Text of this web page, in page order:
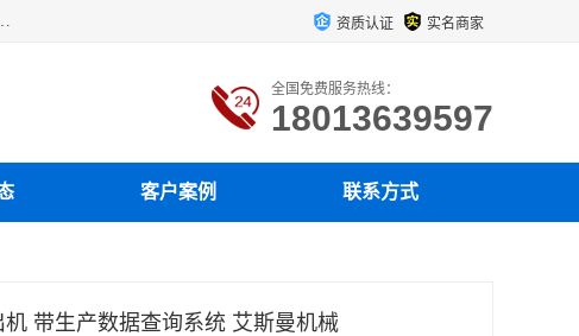
墙板生产线，PVC格栅板生产线、PVC扣板生产线、塑料建筑模板生产线。操作方便，性能稳定，价格合理，质量保障。 资质认证 实名商家
全国免费服务热线：
18013639597
客户案例 联系方式
机 带生产数据查询系统 艾斯曼机械